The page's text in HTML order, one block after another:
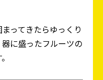
ってきたらゆっくり
に盛ったフルーツの